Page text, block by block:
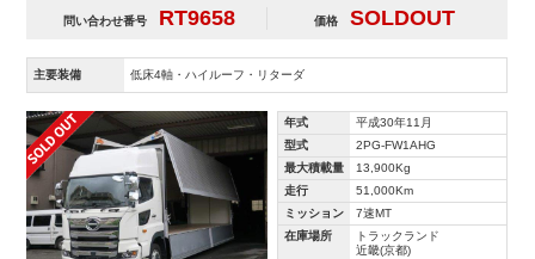
問い合わせ番号 RT9658 価格 SOLDOUT
主要装備 低床4軸・ハイルーフ・リターダ
年式
平成30年11月
型式
2PG-FW1AHG
最大積載量
13,900Kg
走行
51,000Km
ミッション
7速MT
在庫場所
トラックランド
近畿(京都)